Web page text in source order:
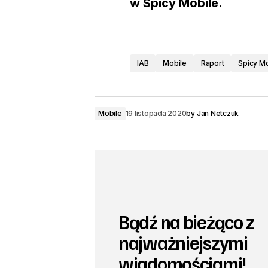
w Spicy Mobile.
IAB Mobile Raport Spicy
Mobile 19 listopada 2020by Jan Netczuk
Bądź na bieżąco z
najważniejszymi